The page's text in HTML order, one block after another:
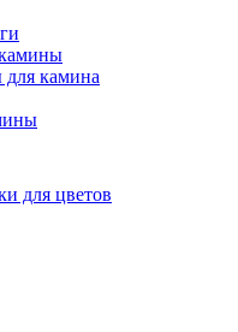
для камина
для цветов